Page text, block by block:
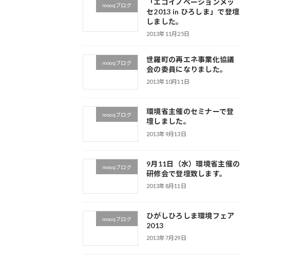
mooqブログ
セ2013 in ひろしま」で登壇
しました。
2013年11月25日
mooqブログ
世羅町の再エネ事業化協議
会の委員になりました。
2013年10月11日
mooqブログ
環境省主催のセミナーで登
壇しました。
2013年9月13日
mooqブログ
9月11日（水）環境省主催の
研修会で登壇致します。
2013年8月11日
mooqブログ
ひがしひろしま環境フェア
2013
2013年7月29日